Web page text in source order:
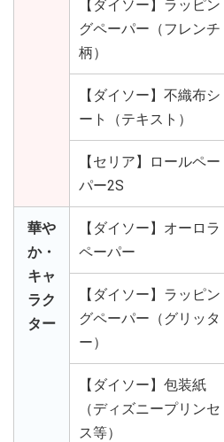
【ダイソー】ラッピン
グペーパー（フレンチ
柄）
【ダイソー】不織布シ
ート（テキスト）
【セリア】ロールペー
パー2S
華や
か・
キャ
ラク
ター
【ダイソー】オーロラ
ペーパー
【ダイソー】ラッピン
グペーパー（グリッタ
ー）
【ダイソー】包装紙
（ディズニープリンセ
ス等）